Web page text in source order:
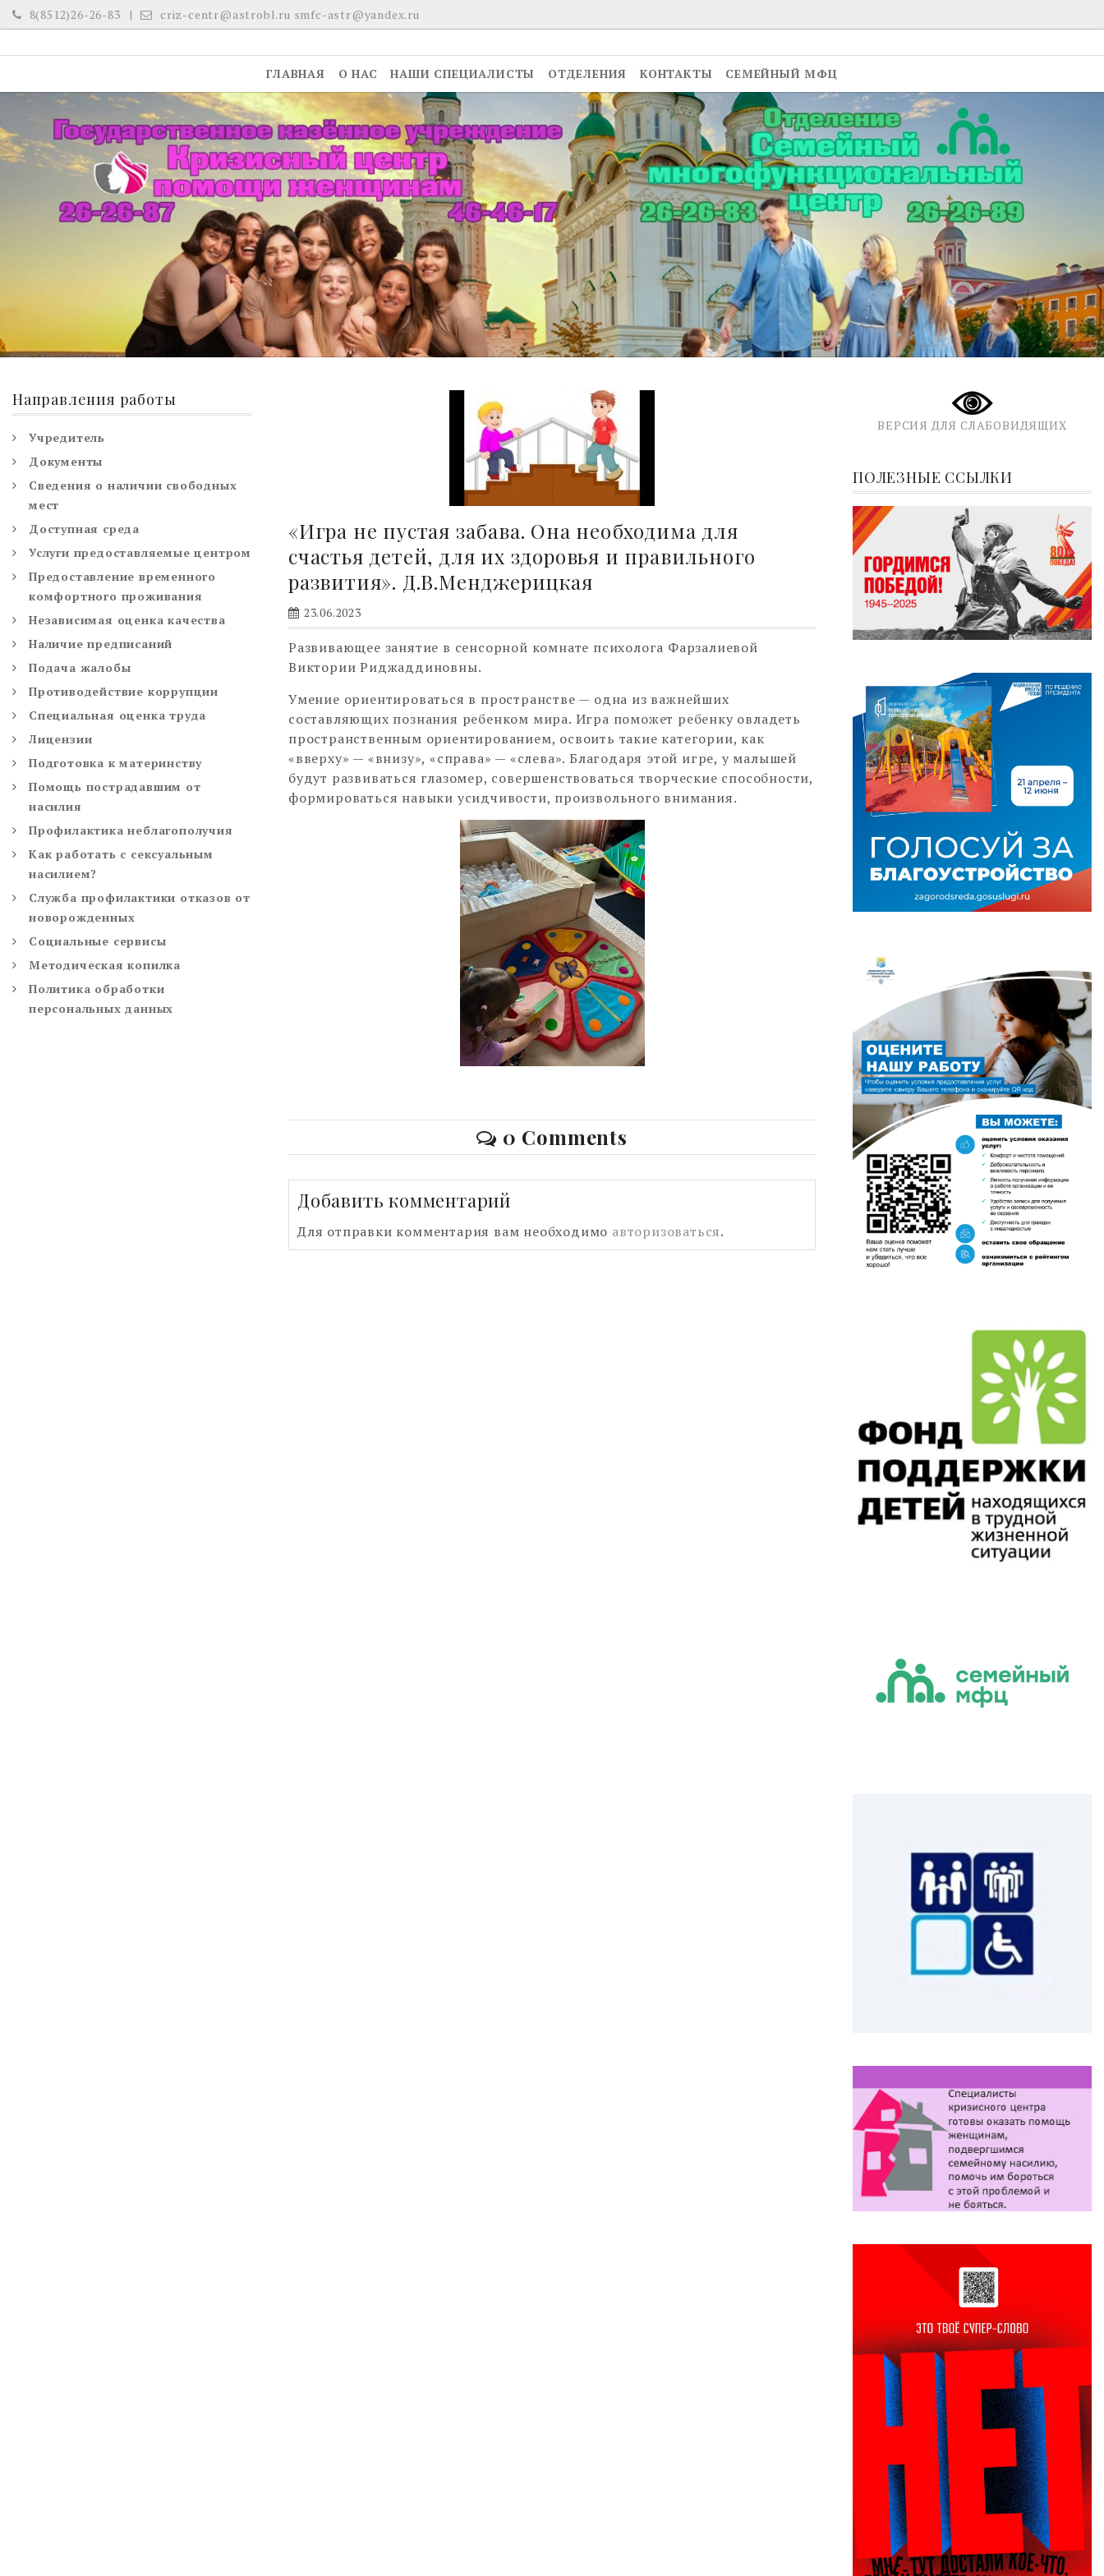
Skip
to
8(8512)26-26-83 criz-centr@astrobl.ru smfc-astr@yandex.ru
ГЛАВНАЯ О НАС НАШИ СПЕЦИАЛИСТЫ ОТДЕЛЕНИЯ КОНТАКТЫ СЕМЕЙНЫЙ МФЦ
«Игра не пустая забава. Она необходима для
счастья детей, для их здоровья и правильного
развития». Д.В.Менджерицкая
23.06.2023
Развивающее занятие в сенсорной комнате психолога Фарзалиевой
Виктории Риджаддиновны.
Умение ориентироваться в пространстве — одна из важнейших
составляющих познания ребенком мира. Игра поможет ребенку овладеть
пространственным ориентированием, освоить такие категории, как
«вверху» — «внизу», «справа» — «слева». Благодаря этой игре, у малышей
будут развиваться глазомер, совершенствоваться творческие способности,
формироваться навыки усидчивости, произвольного внимания.
0 Comments
Добавить комментарий
Для отправки комментария вам необходимо авторизоваться.
Направления работы
Учредитель
Документы
Сведения о наличии свободных
мест
Доступная среда
Услуги предоставляемые центром
Предоставление временного
комфортного проживания
Независимая оценка качества
Наличие предписаний
Подача жалобы
Противодействие коррупции
Специальная оценка труда
Лицензии
Подготовка к материнству
Помощь пострадавшим от
насилия
Профилактика неблагополучия
Как работать с сексуальным
насилием?
Служба профилактики отказов от
новорожденных
Социальные сервисы
Методическая копилка
Политика обработки
персональных данных
ВЕРСИЯ ДЛЯ СЛАБОВИДЯЩИХ
ПОЛЕЗНЫЕ ССЫЛКИ